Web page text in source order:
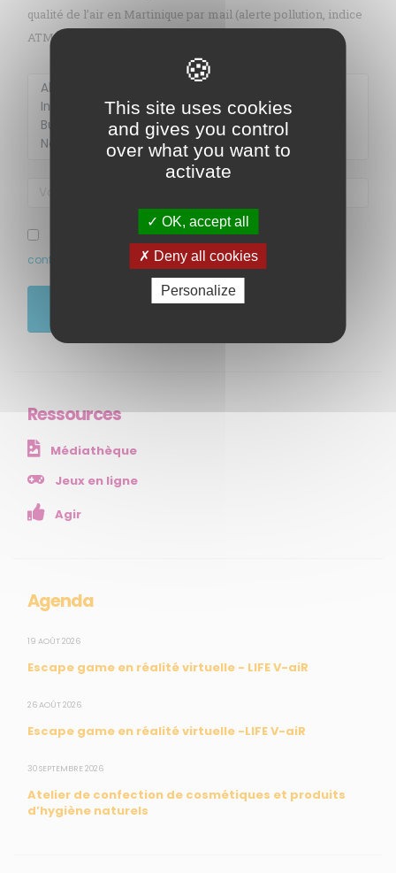
qualité de l’air en Martinique par mail (alerte pollution, indice
ATMO, sargasses, newsletter, etc.)
J’ai pris connaissance et accepte la politique de
confidentialité de ce site
Ressources
Médiathèque
Jeux en ligne
Agir
Agenda
19 AOÛT 2026
Escape game en réalité virtuelle - LIFE V-aiR
26 AOÛT 2026
Escape game en réalité virtuelle -LIFE V-aiR
30 SEPTEMBRE 2026
Atelier de confection de cosmétiques et produits
d’hygiène naturels
Membre de
MENU
NOS SERVICES
Presse
Collectivités
Mesures réglementaires
SUIVEZ-NOUS
CONTACT
Mail : info@madininair.fr
This site uses cookies
and gives you control
over what you want to
activate
OK, accept all
Deny all cookies
Personalize